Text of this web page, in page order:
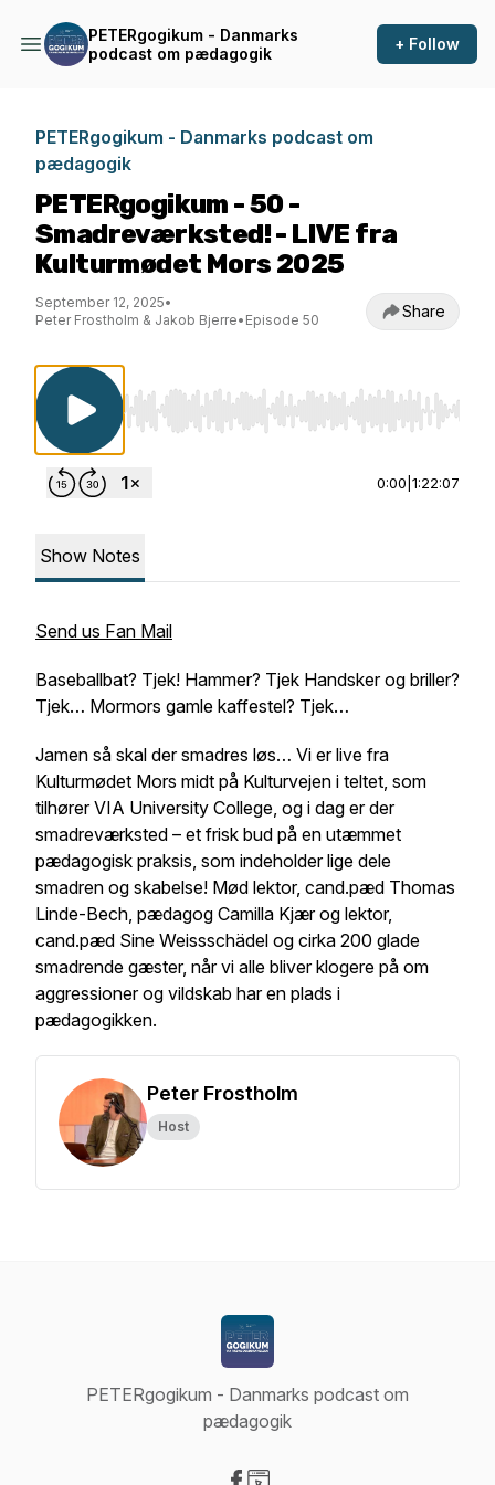
PETERgogikum - Danmarks
podcast om pædagogik
+ Follow
PETERgogikum - Danmarks podcast om
pædagogik
PETERgogikum - 50 -
Smadreværksted! - LIVE fra
Kulturmødet Mors 2025
September 12, 2025•
Peter Frostholm & Jakob Bjerre• Episode 50 Share
Use Left/Right to seek, Home/End to jump to
0:00 1:22:07
Show Notes
Send us Fan Mail
Baseballbat? Tjek! Hammer? Tjek Handsker og briller?
Tjek… Mormors gamle kaffestel? Tjek…
Jamen så skal der smadres løs… Vi er live fra
Kulturmødet Mors midt på Kulturvejen i teltet, som
tilhører VIA University College, og i dag er der
smadreværksted – et frisk bud på en utæmmet
pædagogisk praksis, som indeholder lige dele
smadren og skabelse! Mød lektor, cand.pæd Thomas
Linde-Bech, pædagog Camilla Kjær og lektor,
cand.pæd Sine Weissschädel og cirka 200 glade
smadrende gæster, når vi alle bliver klogere på om
aggressioner og vildskab har en plads i
pædagogikken.
Peter Frostholm
Host
PETERgogikum - Danmarks podcast om
pædagogik